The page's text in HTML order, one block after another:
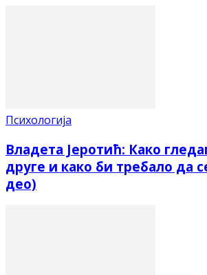
Психологија
Владета Јеротић: Како
друге и како би требало да
део)